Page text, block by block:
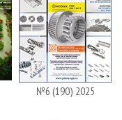
№6 (190) 2025